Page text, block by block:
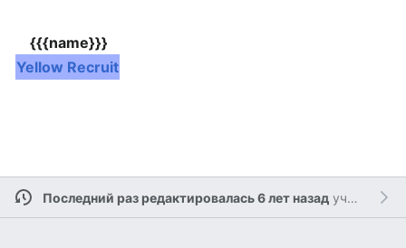
{{{name}}}
Yellow Recruit
Последний раз редактировалась 6 лет назадучастником